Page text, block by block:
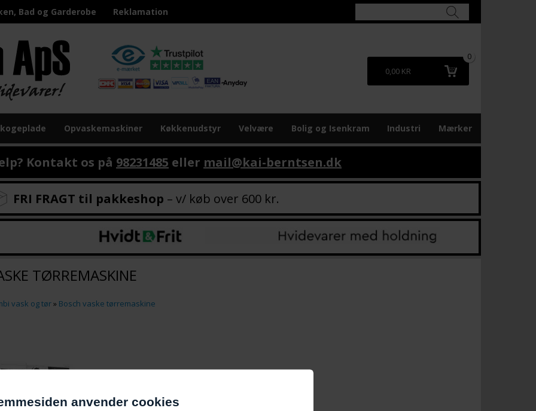
anvender cookies
0
0,00 KR
Bad og Garderobe Reklamation
Opvaskemaskiner Køkkenudstyr Velvære Bolig og Isenkram Industri Mærker
Kontakt os på 98231485 eller mail@kai-berntsen.dk
FRI FRAGT til pakkeshop – v/ køb over 600 kr.
TØRREMASKINE
vask og tør» Bosch vaske tørremaskine